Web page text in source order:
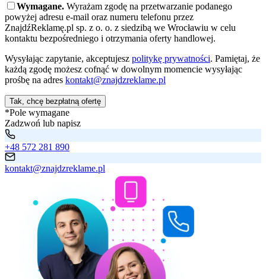
Wymagane. Wyrażam zgodę na przetwarzanie podanego
powyżej adresu e-mail oraz numeru telefonu przez
ZnajdźReklamę.pl sp. z o. o. z siedzibą we Wrocławiu w celu
kontaktu bezpośredniego i otrzymania oferty handlowej.
Wysyłając zapytanie, akceptujesz politykę prywatności. Pamiętaj, że
każdą zgodę możesz cofnąć w dowolnym momencie wysyłając
prośbę na adres kontakt@znajdzreklame.pl
Tak, chcę bezpłatną ofertę
*Pole wymagane
Zadzwoń lub napisz
+48 572 281 890
kontakt@znajdzreklame.pl